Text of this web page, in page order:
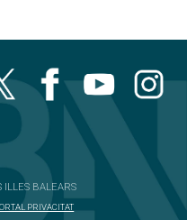
ILLES BALEARS
PRIVACITAT